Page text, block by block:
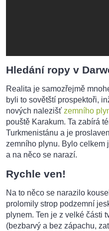
Hledání ropy v
Realita je samozřejmě
byli to sovětští prospektoři,
nových nalezišť zemního
pouště Karakum. Ta zabírá
Turkmenistánu a je
zemního plynu. Bylo celkem
a na něco se narazí.
Rychle ven!
Na to něco se narazilo
prolomily strop podzemní
plynem. Ten je z velké části
(bezbarvý a bez zápachu,